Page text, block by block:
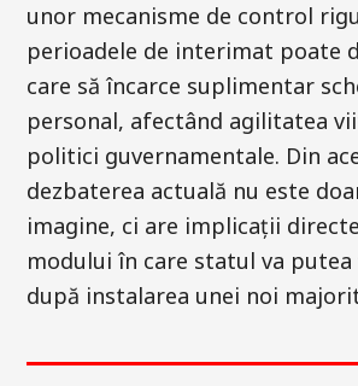
unor mecanisme de control
perioadele de interimat poate
care să încarce suplimentar
personal, afectând agilitatea
politici guvernamentale. Din
dezbaterea actuală nu este
imagine, ci are implicații
modului în care statul va
după instalarea unei noi